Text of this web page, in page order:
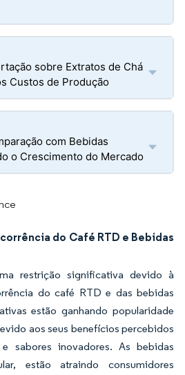
sobre Extratos de Chá
Custos de Produção
com Bebidas
o Crescimento do Mercado
do Café RTD e Bebidas
restrição significativa devido à
do café RTD e das bebidas
estão ganhando popularidade
aos seus benefícios percebidos
sabores inovadores. As bebidas
estão atraindo consumidores